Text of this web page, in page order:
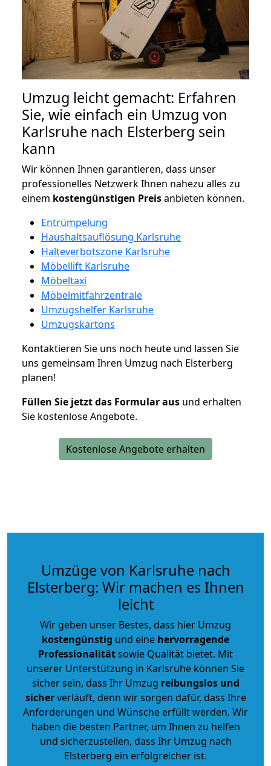
Umzug leicht gemacht: Erfahren
Sie, wie einfach ein Umzug von
Karlsruhe nach Elsterberg sein
kann
Wir können Ihnen garantieren, dass unser
professionelles Netzwerk Ihnen nahezu alles zu
einem kostengünstigen Preisanbieten können.
Entrümpelung
Haushaltsauflösung Karlsruhe
Halteverbotszone Karlsruhe
Möbellift Karlsruhe
Möbeltaxi
Möbelmitfahrzentrale
Umzugshelfer Karlsruhe
Umzugskartons
Kontaktieren Sie uns noch heute und lassen Sie
uns gemeinsam Ihren Umzug nach Elsterberg
planen!
Füllen Sie jetzt das Formular aus und erhalten
Sie kostenlose Angebote.
Kostenlose Angebote erhalten
Umzüge von Karlsruhe nach
Elsterberg: Wir machen es Ihnen
leicht
Wir geben unser Bestes, dass hier Umzug
kostengünstig und eine hervorragende
Professionalitätsowie Qualität bietet. Mit
unserer Unterstützung in Karlsruhe können Sie
sicher sein, dass Ihr Umzug reibungslos und
sicherverläuft, denn wir sorgen dafür, dass Ihre
Anforderungen und Wünsche erfüllt werden. Wir
haben die besten Partner, um Ihnen zu helfen
und sicherzustellen, dass Ihr Umzug nach
Elsterberg ein erfolgreicher ist.